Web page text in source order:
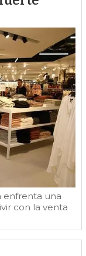
enfrenta una
con la venta